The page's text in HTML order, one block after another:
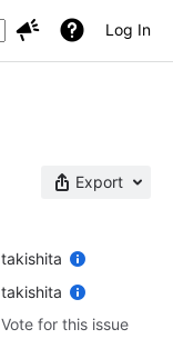
Log In
Export
takishita
takishita
Vote for this issue